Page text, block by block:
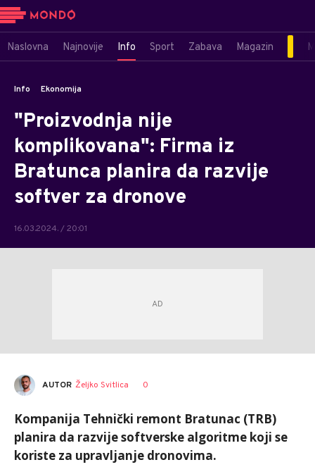
Naslovna Najnovije Info Sport Zabava Magazin
Info Ekonomija
"Proizvodnja nije
komplikovana": Firma iz
Bratunca planira da razvije
softver za dronove
16.03.2024. / 20:01
AUTOR Željko Svitlica 0
Kompanija Tehnički remont Bratunac (TRB)
planira da razvije softverske algoritme koji se
koriste za upravljanje dronovima.